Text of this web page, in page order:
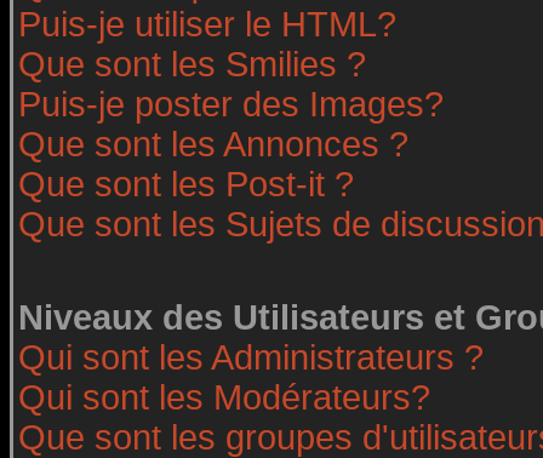
Puis-je utiliser le HTML?
Que sont les Smilies ?
Puis-je poster des Images?
Que sont les Annonces ?
Que sont les Post-it ?
Que sont les Sujets de
Niveaux des Utilisateurs et
Qui sont les Administrateurs ?
Qui sont les Modérateurs?
Que sont les groupes